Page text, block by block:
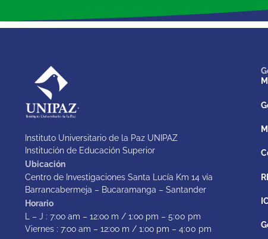
Instituto Universitario de la Paz UNIPAZ
Institución de Educación Superior
Ubicación
Centro de Investigaciones Santa Lucía Km 14 vía
Barrancabermeja – Bucaramanga – Santander
Horario
L – J : 7:oo am – 12:oo m / 1:oo pm – 5:00 pm
Viernes : 7:oo am – 12:oo m / 1:oo pm – 4:00 pm